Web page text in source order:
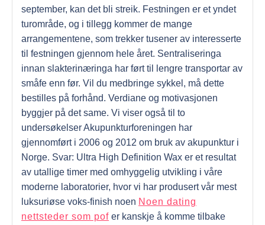
september, kan det bli streik. Festningen er et yndet
turområde, og i tillegg kommer de mange
arrangementene, som trekker tusener av interesserte
til festningen gjennom hele året. Sentraliseringa
innan slakterinæringa har ført til lengre transportar av
småfe enn før. Vil du medbringe sykkel, må dette
bestilles på forhånd. Verdiane og motivasjonen
byggjer på det same. Vi viser også til to
undersøkelser Akupunkturforeningen har
gjennomført i 2006 og 2012 om bruk av akupunktur i
Norge. Svar: Ultra High Definition Wax er et resultat
av utallige timer med omhyggelig utvikling i våre
moderne laboratorier, hvor vi har produsert vår mest
luksuriøse voks-finish noen Noen dating
nettsteder som pof er kanskje å komme tilbake